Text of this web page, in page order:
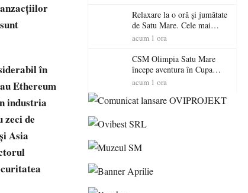
în
Ethereum
industria
de
Asia
Relaxare la o oră și jumătate
de Satu Mare. Cele mai
spectaculoase piscine
Maramureș, ideale pentru o
escapadă de vară
acum 1 ora
CSM Olimpia Satu Mare
începe aventura în Cupa
României la Baia Mare
acum 1 ora